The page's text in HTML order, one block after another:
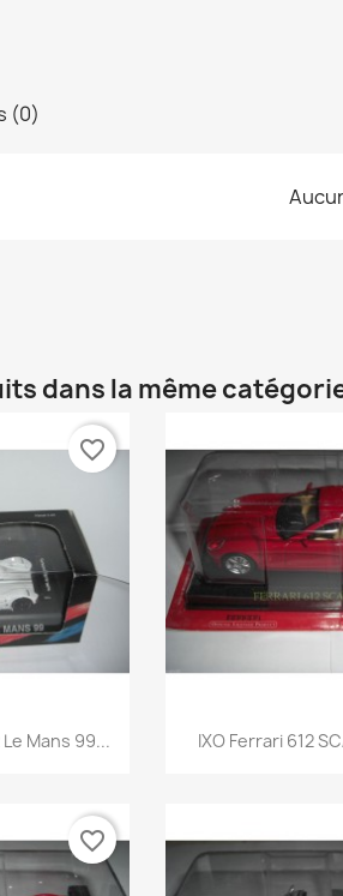
(0)
dans la même
Le Mans 99...
favorite_border
Aperçu
IXO Ferrari 612
favorite_border